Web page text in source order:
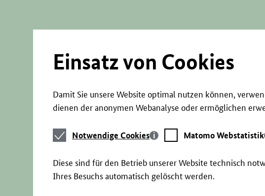
Einsatz von Cookies
Damit Sie unsere Website optimal nutzen können,
dienen der anonymen Webanalyse oder ermöglichen
Notwendige
Cookies
Notwendige Cookies
Matomo
Webstatistik
Matomo Webstatistik
Diese sind für den Betrieb unserer Website technisch
Ihres Besuchs automatisch gelöscht werden.